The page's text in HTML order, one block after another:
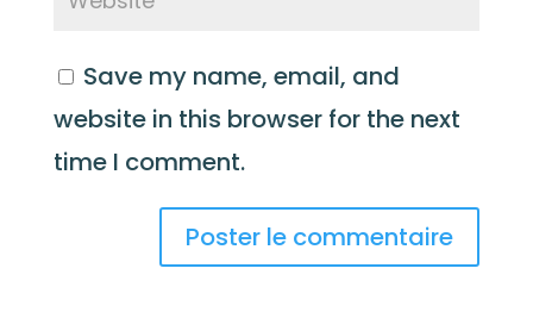
Save my name, email, and
website in this browser for the next
time I comment.